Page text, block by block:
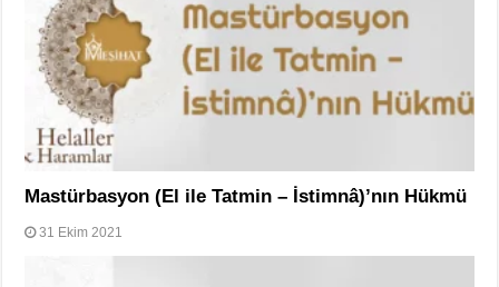
Mastürbasyon (El ile Tatmin – İstimnâ)’nın Hükmü
31 Ekim 2021